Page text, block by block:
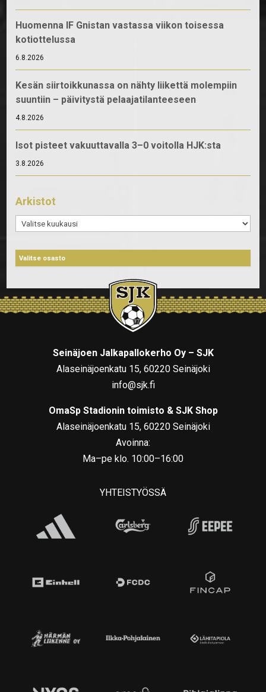
Huomenna IF Gnistan vastassa viikon toisessa
kotiottelussa
6.8.2026
Kesän siirtoikkunassa on nähty liikettä molempiin
suuntiin – päivitystä pelaajatilanteeseen
4.8.2026
Isot pisteet vakuuttavalla 3–0 voitolla HJK:sta
3.8.2026
Arkistot
Arkistot
Seinäjoen Jalkapallokerho Oy – SJK
Alaseinäjoenkatu 15, 60220 Seinäjoki
info@sjk.fi
OmaSp Stadionin toimisto & SJK Shop
Alaseinäjoenkatu 15, 60220 Seinäjoki
Avoinna:
Ma–pe klo. 10:00–16:00
YHTEISTYÖSSÄ